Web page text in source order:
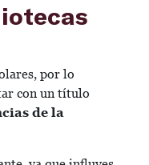
por lo
con un título
de la